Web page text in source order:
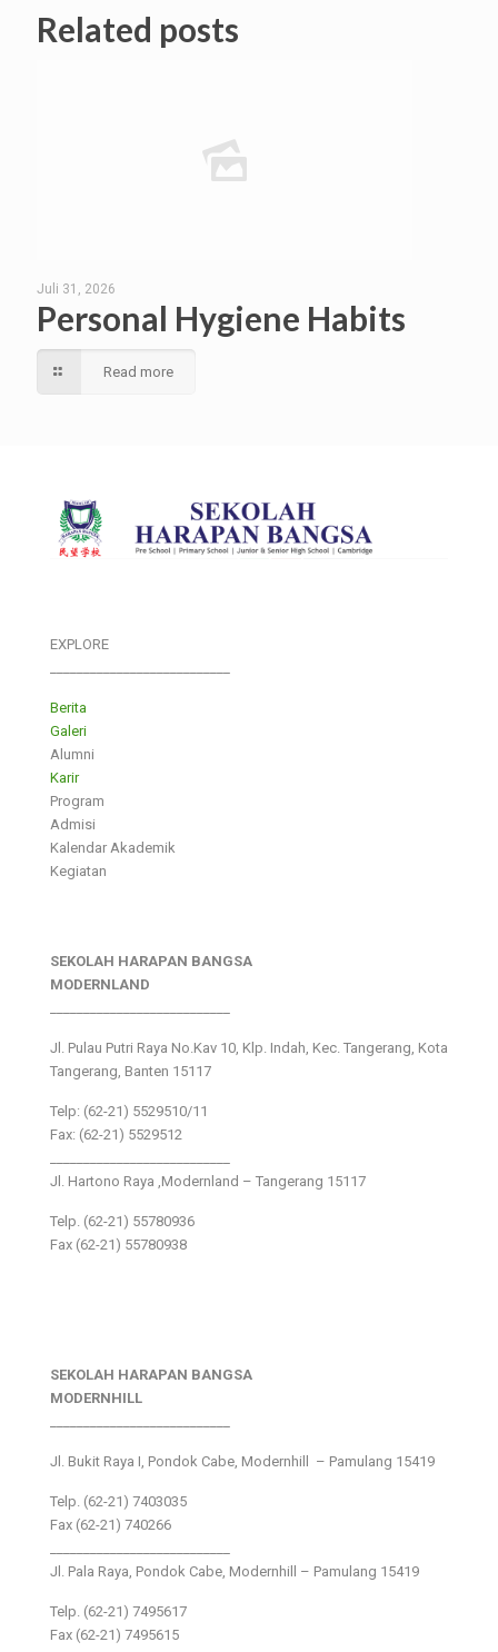
Related posts
Juli 31, 2026
Personal Hygiene Habits
Read more
EXPLORE
Berita
Galeri
Alumni
Karir
Program
Admisi
Kalendar Akademik
Kegiatan
SEKOLAH HARAPAN BANGSA
MODERNLAND
Jl. Pulau Putri Raya No.Kav 10, Klp. Indah, Kec. Tangerang, Kota
Tangerang, Banten 15117
Telp: (62-21) 5529510/11
Fax: (62-21) 5529512
Jl. Hartono Raya ,Modernland – Tangerang 15117
Telp. (62-21) 55780936
Fax (62-21) 55780938
SEKOLAH HARAPAN BANGSA
MODERNHILL
Jl. Bukit Raya I, Pondok Cabe, Modernhill – Pamulang 15419
Telp. (62-21) 7403035
Fax (62-21) 740266
Jl. Pala Raya, Pondok Cabe, Modernhill – Pamulang 15419
Telp. (62-21) 7495617
Fax (62-21) 7495615